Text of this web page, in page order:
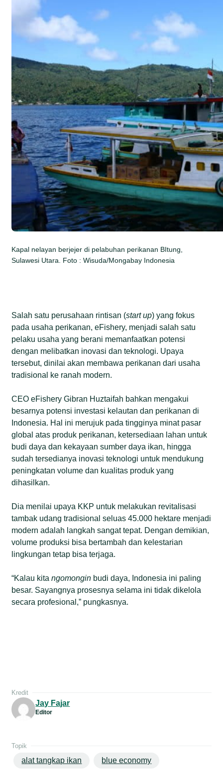
Kapal nelayan berjejer di pelabuhan perikanan BItung,
Sulawesi Utara. Foto : Wisuda/Mongabay Indonesia
Salah satu perusahaan rintisan (start up) yang fokus
pada usaha perikanan, eFishery, menjadi salah satu
pelaku usaha yang berani memanfaatkan potensi
dengan melibatkan inovasi dan teknologi. Upaya
tersebut, dinilai akan membawa perikanan dari usaha
tradisional ke ranah modern.
CEO eFishery Gibran Huztaifah bahkan mengakui
besarnya potensi investasi kelautan dan perikanan di
Indonesia. Hal ini merujuk pada tingginya minat pasar
global atas produk perikanan, ketersediaan lahan untuk
budi daya dan kekayaan sumber daya ikan, hingga
sudah tersedianya inovasi teknologi untuk mendukung
peningkatan volume dan kualitas produk yang
dihasilkan.
Dia menilai upaya KKP untuk melakukan revitalisasi
tambak udang tradisional seluas 45.000 hektare menjadi
modern adalah langkah sangat tepat. Dengan demikian,
volume produksi bisa bertambah dan kelestarian
lingkungan tetap bisa terjaga.
“Kalau kitangomongin budi daya, Indonesia ini paling
besar. Sayangnya prosesnya selama ini tidak dikelola
secara profesional,” pungkasnya.
Kredit
Jay Fajar
Editor
Topik
alat tangkap ikan blue economy